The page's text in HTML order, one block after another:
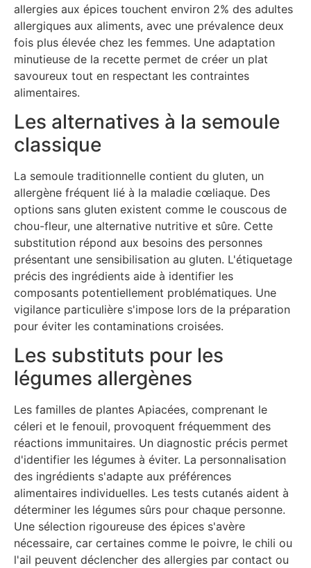
allergies aux épices touchent environ 2% des adultes
allergiques aux aliments, avec une prévalence deux
fois plus élevée chez les femmes. Une adaptation
minutieuse de la recette permet de créer un plat
savoureux tout en respectant les contraintes
alimentaires.
Les alternatives à la semoule
classique
La semoule traditionnelle contient du gluten, un
allergène fréquent lié à la maladie cœliaque. Des
options sans gluten existent comme le couscous de
chou-fleur, une alternative nutritive et sûre. Cette
substitution répond aux besoins des personnes
présentant une sensibilisation au gluten. L'étiquetage
précis des ingrédients aide à identifier les
composants potentiellement problématiques. Une
vigilance particulière s'impose lors de la préparation
pour éviter les contaminations croisées.
Les substituts pour les
légumes allergènes
Les familles de plantes Apiacées, comprenant le
céleri et le fenouil, provoquent fréquemment des
réactions immunitaires. Un diagnostic précis permet
d'identifier les légumes à éviter. La personnalisation
des ingrédients s'adapte aux préférences
alimentaires individuelles. Les tests cutanés aident à
déterminer les légumes sûrs pour chaque personne.
Une sélection rigoureuse des épices s'avère
nécessaire, car certaines comme le poivre, le chili ou
l'ail peuvent déclencher des allergies par contact ou